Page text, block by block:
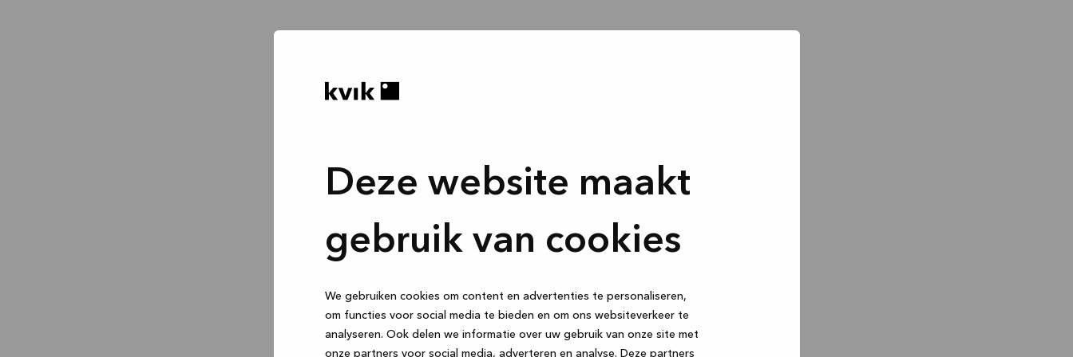
Deze website maakt
gebruik van cookies
We gebruiken cookies om content en advertenties te personaliseren,
om functies voor social media te bieden en om ons websiteverkeer te
analyseren. Ook delen we informatie over uw gebruik van onze site met
onze partners voor social media, adverteren en analyse. Deze partners